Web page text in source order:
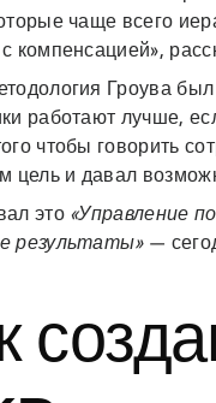
чаще всего
компенсацией»,
Гроува
работают лучше,
чтобы говорить
цель и давал
это «Управление
результаты»—